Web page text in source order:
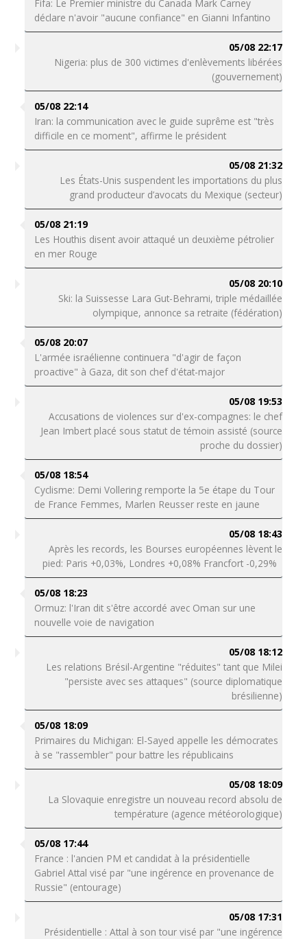
Fifa: Le Premier ministre du Canada Mark Carney
déclare n'avoir "aucune confiance" en Gianni Infantino
05/08 22:17
Nigeria: plus de 300 victimes d'enlèvements libérées
(gouvernement)
05/08 22:14
Iran: la communication avec le guide suprême est "très
difficile en ce moment", affirme le président
05/08 21:32
Les États-Unis suspendent les importations du plus
grand producteur d’avocats du Mexique (secteur)
05/08 21:19
Les Houthis disent avoir attaqué un deuxième pétrolier
en mer Rouge
05/08 20:10
Ski: la Suissesse Lara Gut-Behrami, triple médaillée
olympique, annonce sa retraite (fédération)
05/08 20:07
L'armée israélienne continuera "d'agir de façon
proactive" à Gaza, dit son chef d'état-major
05/08 19:53
Accusations de violences sur d'ex-compagnes: le chef
Jean Imbert placé sous statut de témoin assisté (source
proche du dossier)
05/08 18:54
Cyclisme: Demi Vollering remporte la 5e étape du Tour
de France Femmes, Marlen Reusser reste en jaune
05/08 18:43
Après les records, les Bourses européennes lèvent le
pied: Paris +0,03%, Londres +0,08% Francfort -0,29%
05/08 18:23
Ormuz: l'Iran dit s'être accordé avec Oman sur une
nouvelle voie de navigation
05/08 18:12
Les relations Brésil-Argentine "réduites" tant que Milei
"persiste avec ses attaques" (source diplomatique
brésilienne)
05/08 18:09
Primaires du Michigan: El-Sayed appelle les démocrates
à se "rassembler" pour battre les républicains
05/08 18:09
La Slovaquie enregistre un nouveau record absolu de
température (agence météorologique)
05/08 17:44
France : l'ancien PM et candidat à la présidentielle
Gabriel Attal visé par "une ingérence en provenance de
Russie" (entourage)
05/08 17:31
Présidentielle : Attal à son tour visé par "une ingérence